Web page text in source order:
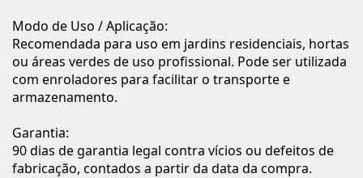
Modo de Uso / Aplicação:
Recomendada para uso em jardins residenciais, hortas
ou áreas verdes de uso profissional. Pode ser utilizada
com enroladores para facilitar o transporte e
armazenamento.
Garantia:
90 dias de garantia legal contra vícios ou defeitos de
fabricação, contados a partir da data da compra.